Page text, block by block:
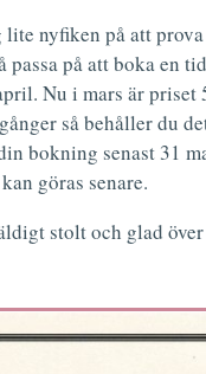
lite nyfiken på att prova
passa på att boka en
Nu i mars är priset
så behåller du
bokning senast 31
göras senare.
stolt och glad